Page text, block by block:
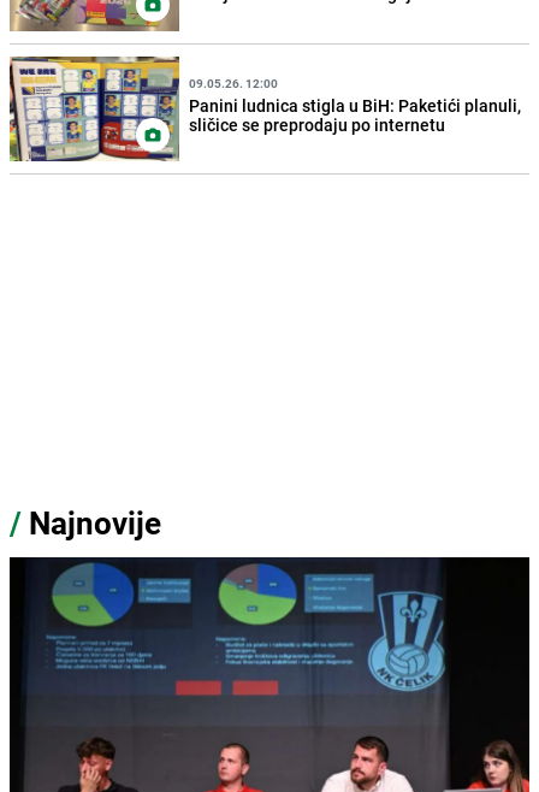
09.05.26. 12:00
Panini ludnica stigla u BiH: Paketići planuli,
sličice se preprodaju po internetu
/ Najnovije